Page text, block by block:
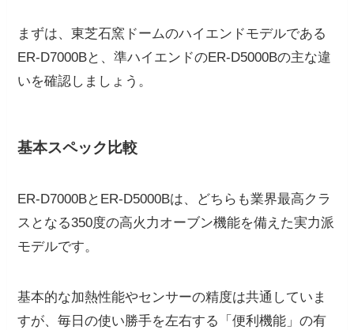
まずは、東芝石窯ドームのハイエンドモデルである
ER-D7000Bと、準ハイエンドのER-D5000Bの主な違
いを確認しましょう。
基本スペック比較
ER-D7000BとER-D5000Bは、どちらも業界最高クラ
スとなる350度の高火力オーブン機能を備えた実力派
モデルです。
基本的な加熱性能やセンサーの精度は共通していま
すが、毎日の使い勝手を左右する「便利機能」の有